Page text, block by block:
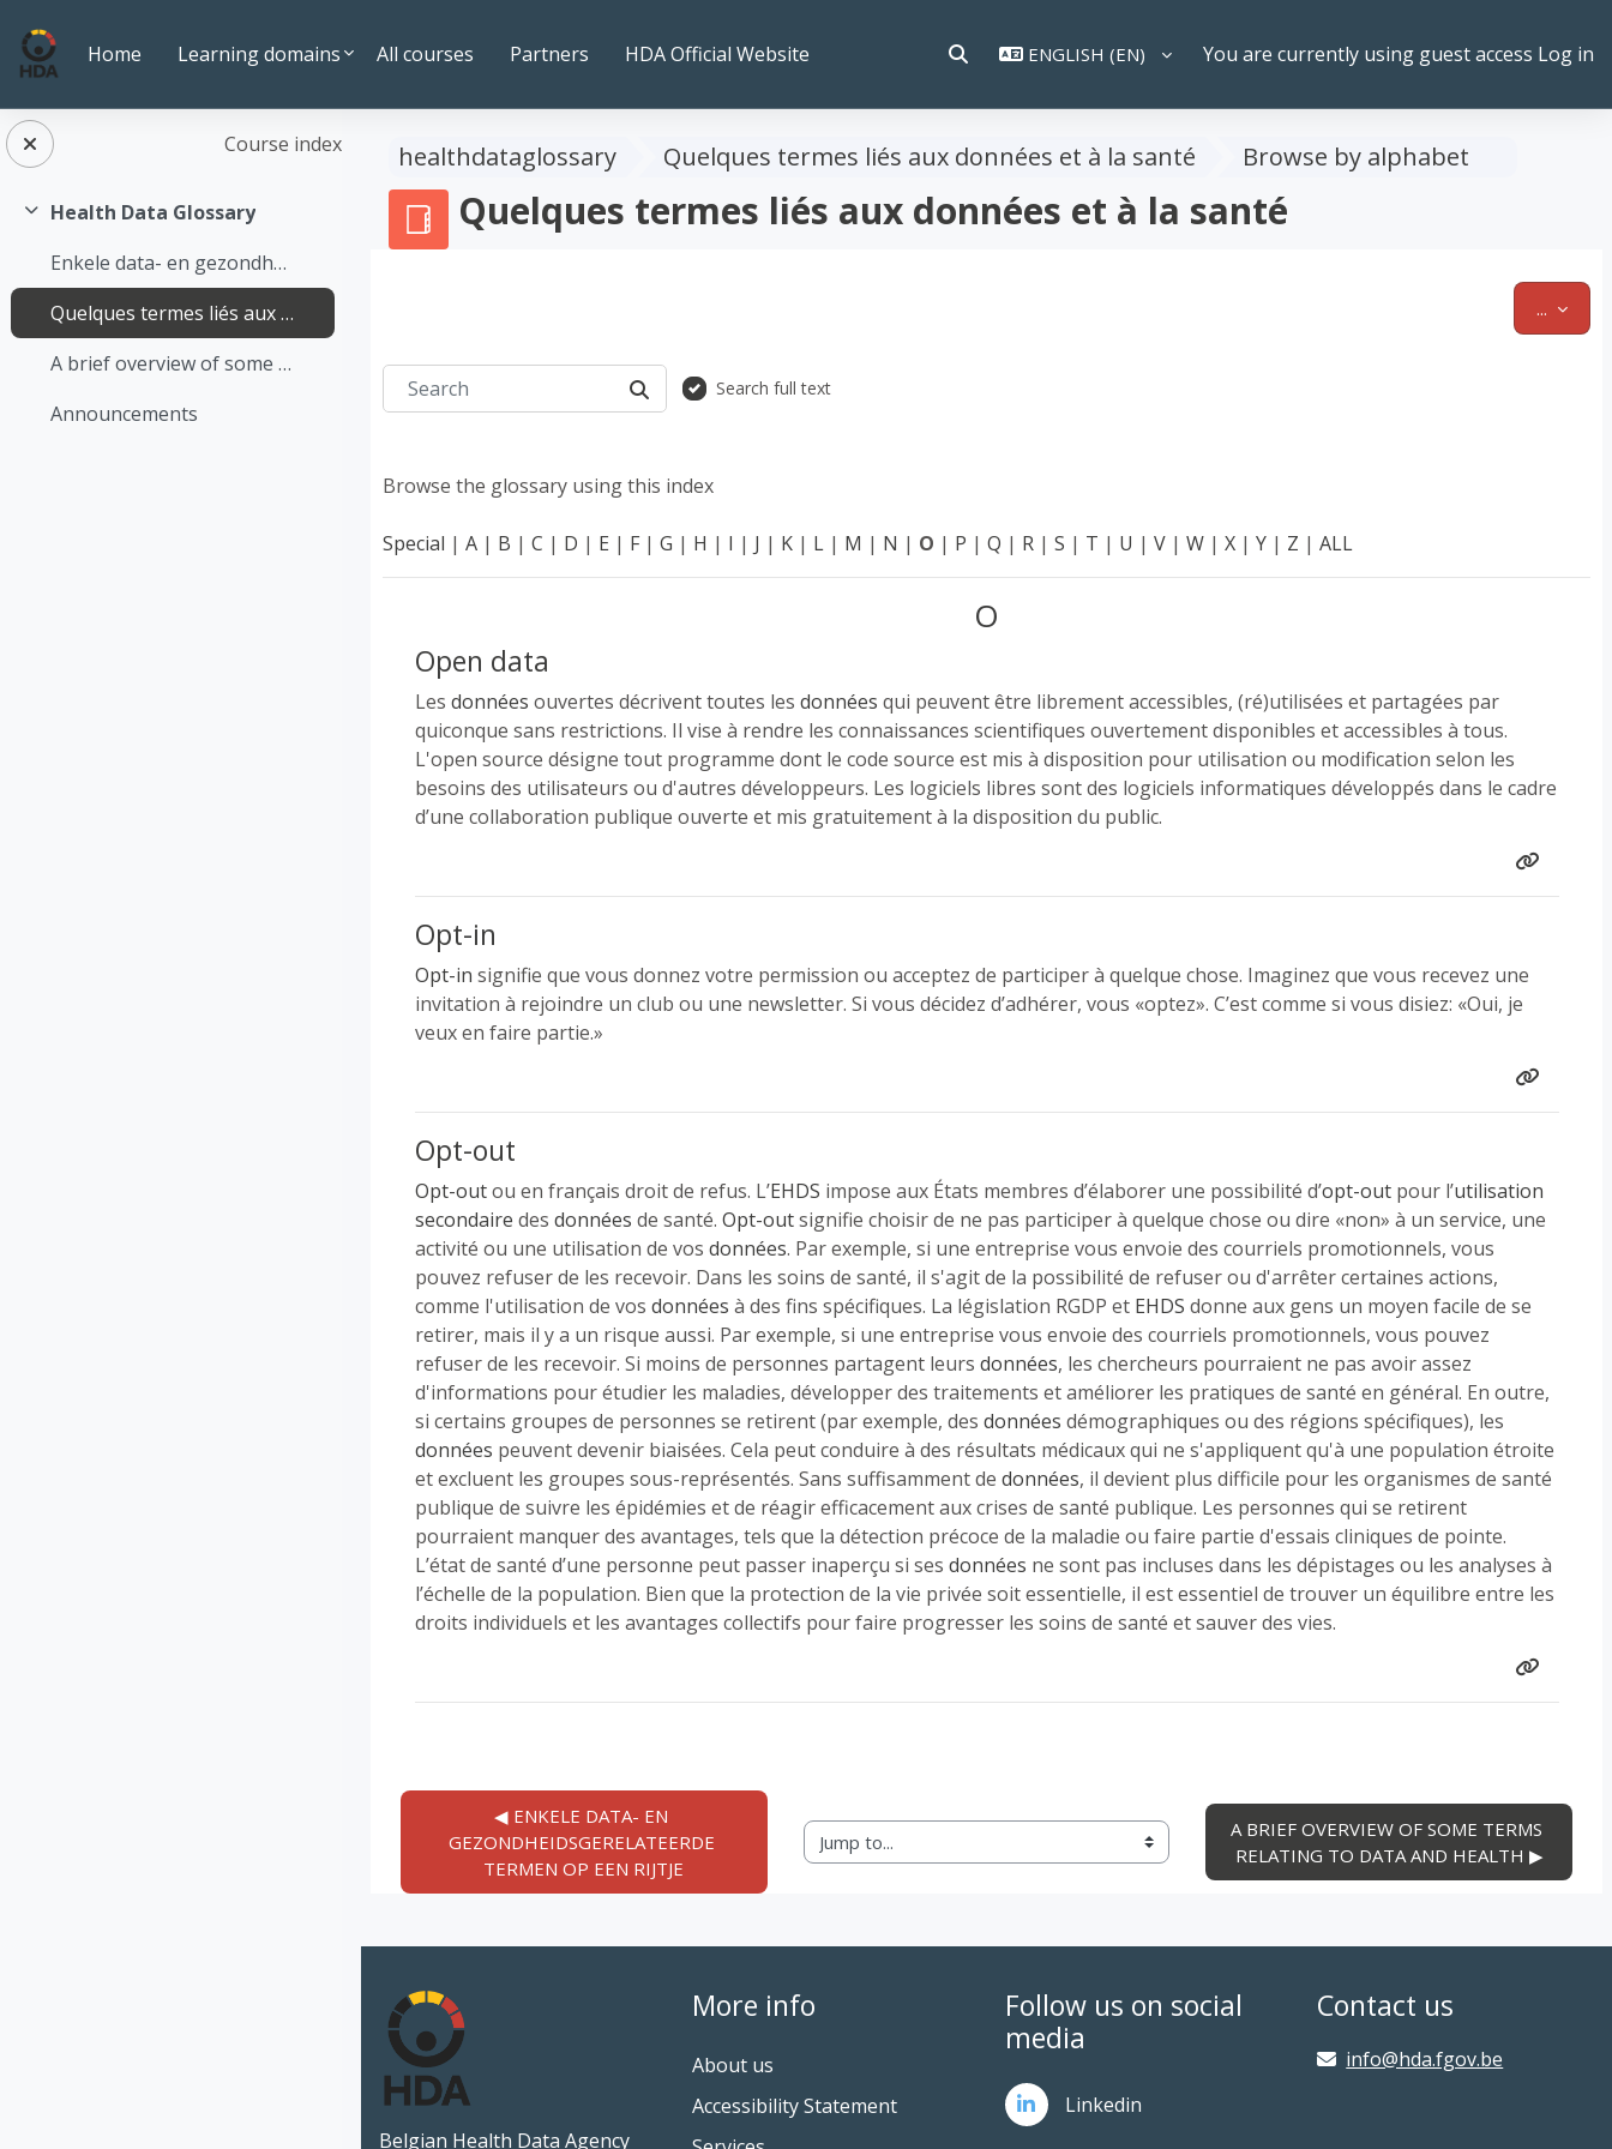
Home
Learning domains All courses Partners HDA Official Website TOGGLE SEARCH INPUT
ENGLISH ‎(EN)‎ You are currently using guest access Log in
Course index
Collapse
Health Data Glossary
Enkele data- en gezondheidsgerelateerde termen op een rijtje
Quelques termes liés aux données et à la santé
A brief overview of some terms relating to data and health
Announcements
healthdataglossary Quelques termes liés aux données et à la santé Browse by alphabet
Quelques termes liés aux données et à la santé
...
Search
SEARCH
Search full text
Browse the glossary using this index
Special | A | B | C | D | E | F | G | H | I | J | K | L | M | N | O | P | Q | R | S | T | U | V | W | X | Y | Z | ALL
O
Open data
Les données ouvertes décrivent toutes les données qui peuvent être librement accessibles, (ré)utilisées et partagées par
quiconque sans restrictions. Il vise à rendre les connaissances scientifiques ouvertement disponibles et accessibles à tous.
L'open source désigne tout programme dont le code source est mis à disposition pour utilisation ou modification selon les
besoins des utilisateurs ou d'autres développeurs. Les logiciels libres sont des logiciels informatiques développés dans le cadre
d’une collaboration publique ouverte et mis gratuitement à la disposition du public.
Opt-in
Opt-in signifie que vous donnez votre permission ou acceptez de participer à quelque chose. Imaginez que vous recevez une
invitation à rejoindre un club ou une newsletter. Si vous décidez d’adhérer, vous «optez». C’est comme si vous disiez: «Oui, je
veux en faire partie.»
Opt-out
Opt-outou en français droit de refus. L’EHDS impose aux États membres d’élaborer une possibilité d’opt-outpour l’utilisation
secondaire des données de santé. Opt-outsignifie choisir de ne pas participer à quelque chose ou dire «non» à un service, une
activité ou une utilisation de vos données. Par exemple, si une entreprise vous envoie des courriels promotionnels, vous
pouvez refuser de les recevoir. Dans les soins de santé, il s'agit de la possibilité de refuser ou d'arrêter certaines actions,
comme l'utilisation de vos données à des fins spécifiques. La législation RGDP et EHDS donne aux gens un moyen facile de se
retirer, mais il y a un risque aussi. Par exemple, si une entreprise vous envoie des courriels promotionnels, vous pouvez
refuser de les recevoir. Si moins de personnes partagent leurs données, les chercheurs pourraient ne pas avoir assez
d'informations pour étudier les maladies, développer des traitements et améliorer les pratiques de santé en général. En outre,
si certains groupes de personnes se retirent (par exemple, des données démographiques ou des régions spécifiques), les
données peuvent devenir biaisées. Cela peut conduire à des résultats médicaux qui ne s'appliquent qu'à une population étroite
et excluent les groupes sous-représentés. Sans suffisamment de données, il devient plus difficile pour les organismes de santé
publique de suivre les épidémies et de réagir efficacement aux crises de santé publique. Les personnes qui se retirent
pourraient manquer des avantages, tels que la détection précoce de la maladie ou faire partie d'essais cliniques de pointe.
L’état de santé d’une personne peut passer inaperçu si ses données ne sont pas incluses dans les dépistages ou les analyses à
l’échelle de la population. Bien que la protection de la vie privée soit essentielle, il est essentiel de trouver un équilibre entre les
droits individuels et les avantages collectifs pour faire progresser les soins de santé et sauver des vies.
◀︎ ENKELE DATA- EN
GEZONDHEIDSGERELATEERDE
TERMEN OP EEN RIJTJE
Jump to...
A BRIEF OVERVIEW OF SOME TERMS
RELATING TO DATA AND HEALTH ▶︎
Belgian Health Data Agency
More info
About us
Accessibility Statement
Follow us on social
media
Linkedin
Contact us
info@hda.fgov.be